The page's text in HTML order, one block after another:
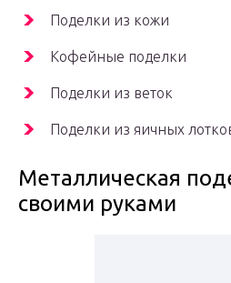
Поделки из кожи
Кофейные поделки
Поделки из веток
Поделки из яичных
Металлическая
своими руками